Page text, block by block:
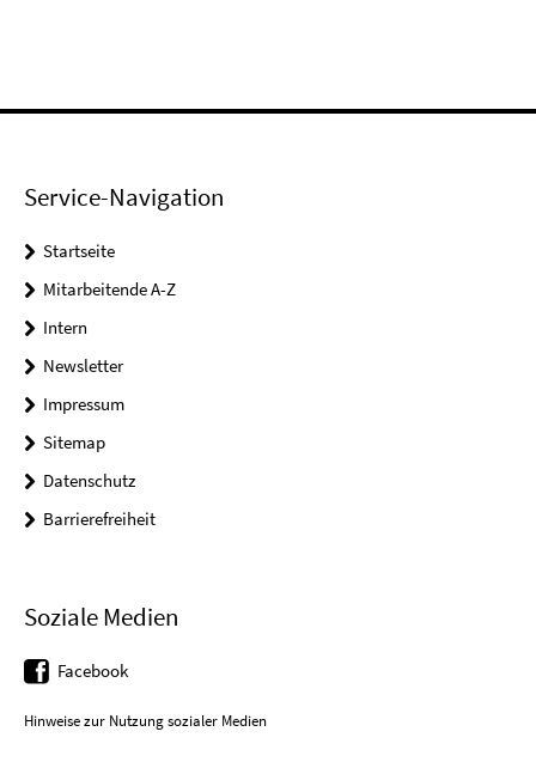
Service-Navigation
Startseite
Mitarbeitende A-Z
Intern
Newsletter
Impressum
Sitemap
Datenschutz
Barrierefreiheit
Soziale Medien
Facebook
Hinweise zur Nutzung sozialer Medien